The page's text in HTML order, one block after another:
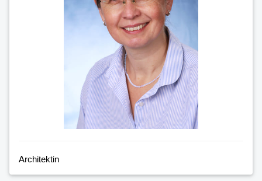
Architektin